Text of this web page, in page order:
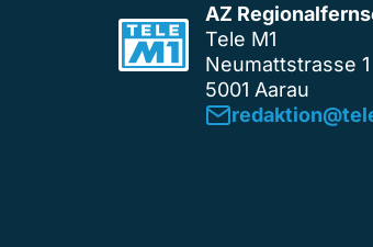
AZ
Tele M1
Neumattstrasse 1
5001 Aarau